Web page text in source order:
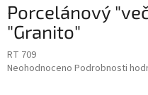
Porcelánový
"Granito"
RT 709
Průměrné
Neohodnoceno Podrobnosti